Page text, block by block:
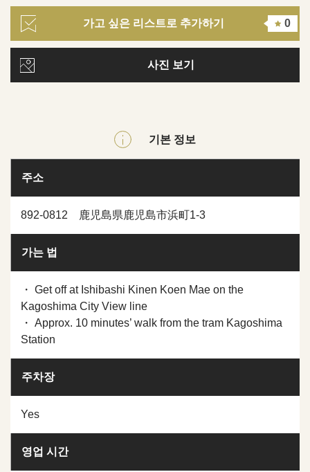
가고 싶은 리스트로 추가하기 0
사진 보기
기본 정보
주소
892-0812 鹿児島県鹿児島市浜町1-3
가는 법
・ Get off at Ishibashi Kinen Koen Mae on the
Kagoshima City View line
・ Approx. 10 minutes’ walk from the tram Kagoshima
Station
주차장
Yes
영업 시간